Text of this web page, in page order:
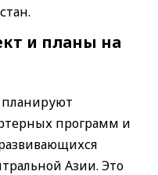
и планы на
планируют
программ и
Азии. Это